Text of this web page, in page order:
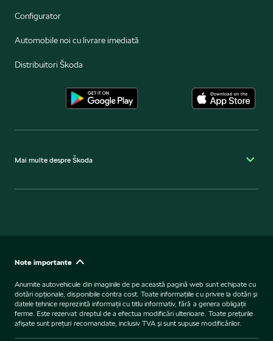
Configurator
Automobile noi cu livrare imediată
Distribuitori Škoda
Mai multe despre Škoda
Note importante
Anumite autovehicule din imaginile de pe această pagină web sunt echipate cu
dotări opţionale, disponibile contra cost. Toate informaţiile cu privire la dotări şi
datele tehnice reprezintă informaţii cu titlu informativ, fără a genera obligaţii
ferme. Este rezervat dreptul de a efectua modificări ulterioare. Toate preţurile
afişate sunt preţuri recomandate, inclusiv TVA şi sunt supuse modificărilor.